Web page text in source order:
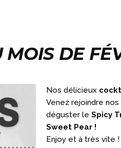
CENTRES DE
ASSOCIATIONS
MOIS DE
Nos délicieux
Venez rejoindre
déguster leSpicy
Sweet Pear !
Enjoy et à très vite !